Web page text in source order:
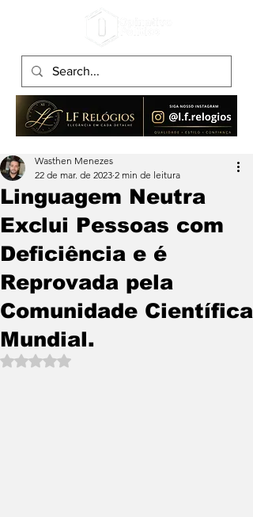
Linguagem Neutra
Exclui Pessoas com
Deficiência e é
Reprovada pela
Comunidade Científica
Mundial.
Wasthen Menezes
22 de mar. de 2023 2 min de leitura
Avaliado com NaN de 5 estrelas.